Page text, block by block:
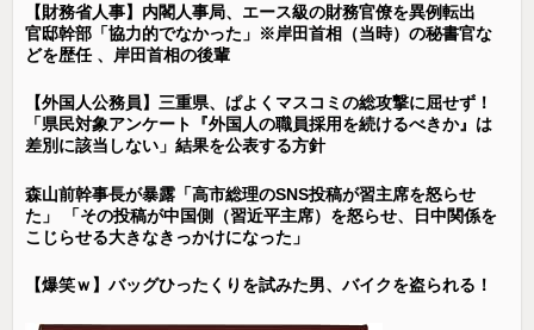
【財務省人事】内閣人事局、エース級の財務官僚を異例転出
官邸幹部「協力的でなかった」※岸田首相（当時）の秘書官な
どを歴任 、岸田首相の後輩
【外国人公務員】三重県、ぱよくマスコミの総攻撃に屈せず！
「県民対象アンケート『外国人の職員採用を続けるべきか』は
差別に該当しない」結果を公表する方針
森山前幹事長が暴露「高市総理のSNS投稿が習主席を怒らせ
た」 「その投稿が中国側（習近平主席）を怒らせ、日中関係を
こじらせる大きなきっかけになった」
【爆笑ｗ】バッグひったくりを試みた男、バイクを盗られる！